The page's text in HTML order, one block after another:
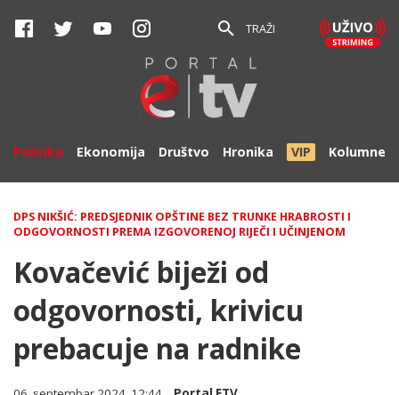
TRAŽI
Politika Ekonomija Društvo Hronika VIP Kolumne
DPS NIKŠIĆ: PREDSJEDNIK OPŠTINE BEZ TRUNKE HRABROSTI I
ODGOVORNOSTI PREMA IZGOVORENOJ RIJEČI I UČINJENOM
Kovačević biježi od
odgovornosti, krivicu
prebacuje na radnike